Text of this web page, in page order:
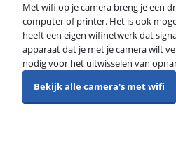
Met wifi op je camera breng je een
computer of printer. Het is ook
heeft een eigen wifinetwerk dat
apparaat dat je met je camera wilt
nodig voor het uitwisselen van
Bekijk alle camera's met wifi